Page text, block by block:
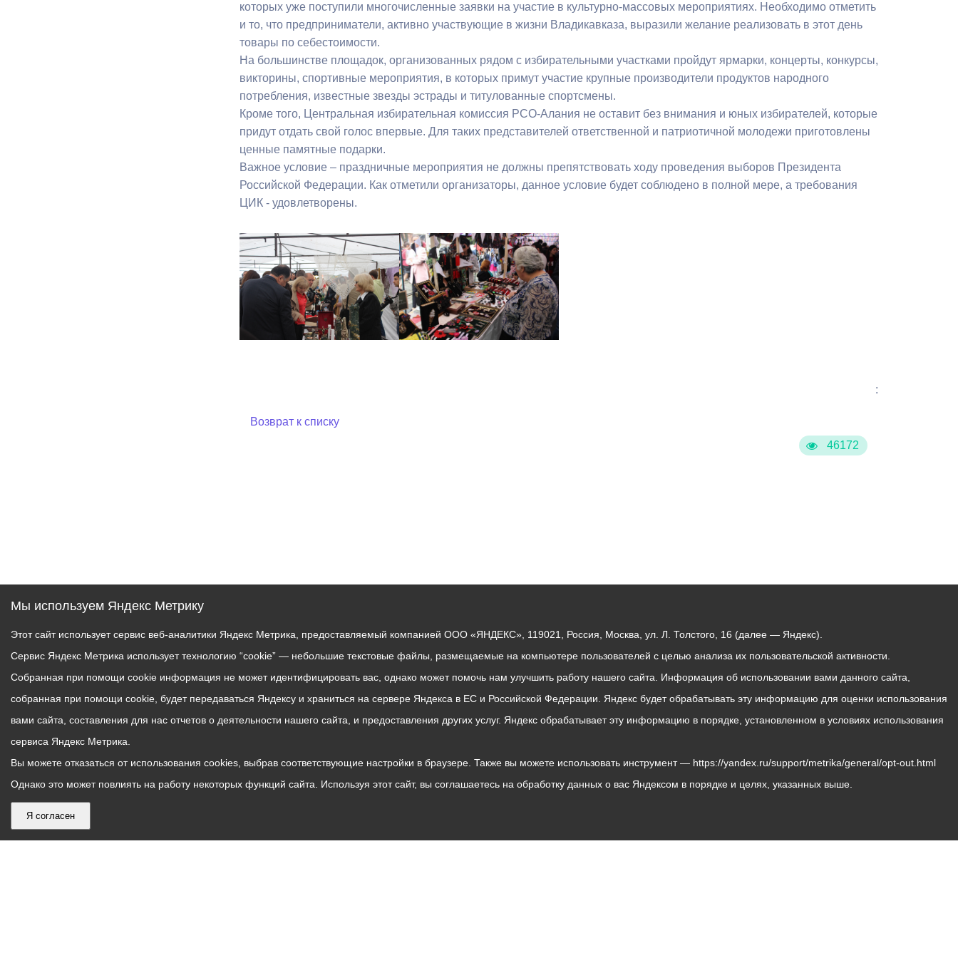
Бесплатная юридическая помощь
Муниципальный контроль
46172
которых уже поступили многочисленные заявки на участие в культурно-массовых мероприятиях. Необходимо отметить
и то, что предприниматели, активно участвующие в жизни Владикавказа, выразили желание реализовать в этот день
товары по себестоимости.
На большинстве площадок, организованных рядом с избирательными участками пройдут ярмарки, концерты, конкурсы,
викторины, спортивные мероприятия, в которых примут участие крупные производители продуктов народного
потребления, известные звезды эстрады и титулованные спортсмены.
Кроме того, Центральная избирательная комиссия РСО-Алания не оставит без внимания и юных избирателей, которые
придут отдать свой голос впервые. Для таких представителей ответственной и патриотичной молодежи приготовлены
ценные памятные подарки.
Важное условие – праздничные мероприятия не должны препятствовать ходу проведения выборов Президента
Российской Федерации. Как отметили организаторы, данное условие будет соблюдено в полной мере, а требования
ЦИК - удовлетворены.
:
Возврат к списку
Мы используем Яндекс Метрику
Этот сайт использует сервис веб-аналитики Яндекс Метрика, предоставляемый компанией ООО «ЯНДЕКС», 119021, Россия, Москва, ул. Л. Толстого, 16 (далее — Яндекс).
Сервис Яндекс Метрика использует технологию “cookie” — небольшие текстовые файлы, размещаемые на компьютере пользователей с целью анализа их пользовательской активности.
Собранная при помощи cookie информация не может идентифицировать вас, однако может помочь нам улучшить работу нашего сайта. Информация об использовании вами данного сайта,
собранная при помощи cookie, будет передаваться Яндексу и храниться на сервере Яндекса в ЕС и Российской Федерации. Яндекс будет обрабатывать эту информацию для оценки использования
вами сайта, составления для нас отчетов о деятельности нашего сайта, и предоставления других услуг. Яндекс обрабатывает эту информацию в порядке, установленном в условиях использования
сервиса Яндекс Метрика.
Вы можете отказаться от использования cookies, выбрав соответствующие настройки в браузере. Также вы можете использовать инструмент — https://yandex.ru/support/metrika/general/opt-out.html
Однако это может повлиять на работу некоторых функций сайта. Используя этот сайт, вы соглашаетесь на обработку данных о вас Яндексом в порядке и целях, указанных выше.
Я согласен